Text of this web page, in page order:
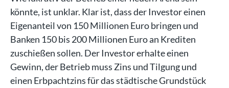
könnte, ist unklar. Klar ist, dass der Investor einen
Eigenanteil von 150 Millionen Euro bringen und
Banken 150 bis 200 Millionen Euro an Krediten
zuschießen sollen. Der Investor erhalte einen
Gewinn, der Betrieb muss Zins und Tilgung und
einen Erbpachtzins für das städtische Grundstück